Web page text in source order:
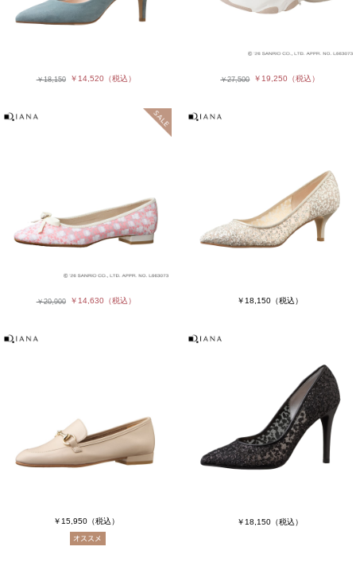
￥18,150 ￥14,520（税込） ￥27,500 ￥19,250 （税込）
￥20,900 ￥14,630（税込） ￥18,150 （税込）
￥15,950（税込） ￥18,150 （税込）